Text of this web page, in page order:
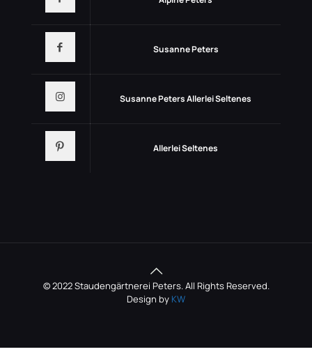
Susanne Peters
Susanne Peters Allerlei Seltenes
Allerlei Seltenes
© 2022 Staudengärtnerei Peters. All Rights Reserved.
Design by KW